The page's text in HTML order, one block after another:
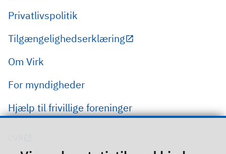
Privatlivspolitik
Tilgængelighedserklæring
Om Virk
For myndigheder
Hjælp til frivillige foreninger